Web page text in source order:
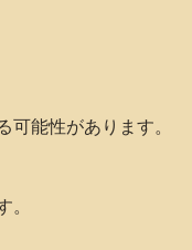
能性があります。